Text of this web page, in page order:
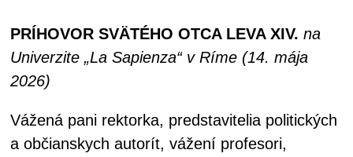
PRÍHOVOR SVÄTÉHO OTCA LEVA XIV. na
Univerzite „La Sapienza“ v Ríme (14. mája
2026)
Vážená pani rektorka, predstavitelia politických
a občianskych autorít, vážení profesori,